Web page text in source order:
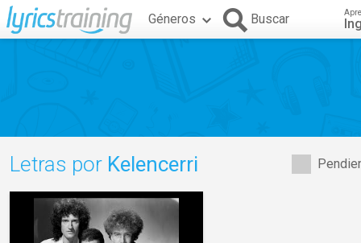
Géneros Buscar
Letras por Kelencerri